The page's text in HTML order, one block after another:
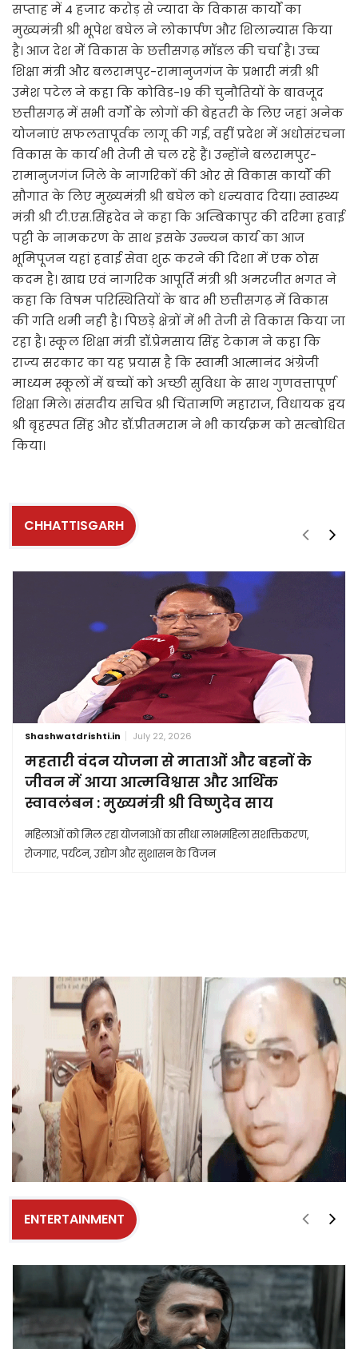
सप्ताह में 4 हजार करोड़ से ज्यादा के विकास कार्यों का
मुख्यमंत्री श्री भूपेश बघेल ने लोकार्पण और शिलान्यास किया
है। आज देश मेें विकास के छत्तीसगढ़ मॉडल की चर्चा है। उच्च
शिक्षा मंत्री और बलरामपुर-रामानुजगंज के प्रभारी मंत्री श्री
उमेश पटेल ने कहा कि कोविड-19 की चुनौतियों के बावजूद
छत्तीसगढ़ में सभी वर्गों के लोगों की बेहतरी के लिए जहां अनेक
योजनाएं सफलतापूर्वक लागू की गई, वहीं प्रदेश में अधोसंरचना
विकास के कार्य भी तेजी से चल रहे हैं। उन्होंने बलरामपुर-
रामानुजगंज जिले के नागरिकों की ओर से विकास कार्यों की
सौगात के लिए मुख्यमंत्री श्री बघेल को धन्यवाद दिया। स्वास्थ्य
मंत्री श्री टी.एस.सिंहदेव ने कहा कि अम्बिकापुर की दरिमा हवाई
पट्टी के नामकरण के साथ इसके उन्न्यन कार्य का आज
भूमिपूजन यहां हवाई सेवा शुरू करने की दिशा में एक ठोस
कदम है। खाद्य एवं नागरिक आपूर्ति मंत्री श्री अमरजीत भगत ने
कहा कि विषम परिस्थितियों के बाद भी छत्तीसगढ़ में विकास
की गति थमी नही है। पिछड़े क्षेत्रों में भी तेजी से विकास किया जा
रहा है। स्कूल शिक्षा मंत्री डॉ.प्रेमसाय सिंह टेकाम ने कहा कि
राज्य सरकार का यह प्रयास है कि स्वामी आत्मानंद अंग्रेजी
माध्यम स्कूलों में बच्चों को अच्छी सुविधा के साथ गुणवत्तापूर्ण
शिक्षा मिले। संसदीय सचिव श्री चिंतामणि महाराज, विधायक द्वय
श्री बृहस्पत सिंह और डॉ.प्रीतमराम ने भी कार्यक्रम को सम्बोधित
किया।
CHHATTISGARH
Shashwatdrishti.in July 22, 2026
महतारी वंदन योजना से माताओं और बहनों के
जीवन में आया आत्मविश्वास और आर्थिक
स्वावलंबन : मुख्यमंत्री श्री विष्णुदेव साय
महिलाओं को मिल रहा योजनाओं का सीधा लाभमहिला सशक्तिकरण,
रोजगार, पर्यटन, उद्योग और सुशासन के विजन
ENTERTAINMENT